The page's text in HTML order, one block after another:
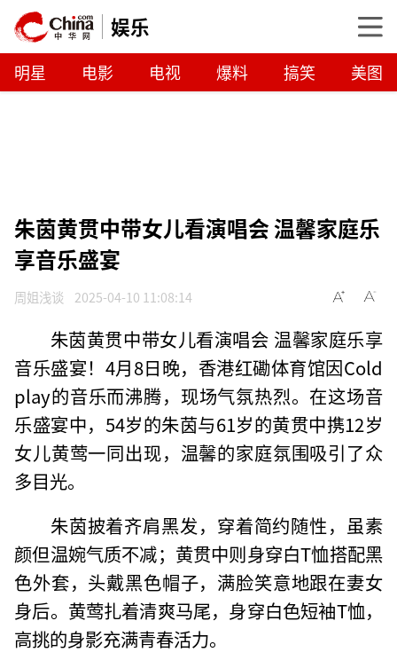
娱乐
明星 电影 电视 爆料 搞笑 美图
朱茵黄贯中带女儿看演唱会 温馨家庭乐
享音乐盛宴
周姐浅谈 2025-04-10 11:08:14
朱茵黄贯中带女儿看演唱会 温馨家庭乐享
音乐盛宴！4月8日晚，香港红磡体育馆因Cold
play的音乐而沸腾，现场气氛热烈。在这场音
乐盛宴中，54岁的朱茵与61岁的黄贯中携12岁
女儿黄莺一同出现，温馨的家庭氛围吸引了众
多目光。
朱茵披着齐肩黑发，穿着简约随性，虽素
颜但温婉气质不减；黄贯中则身穿白T恤搭配黑
色外套，头戴黑色帽子，满脸笑意地跟在妻女
身后。黄莺扎着清爽马尾，身穿白色短袖T恤，
高挑的身影充满青春活力。